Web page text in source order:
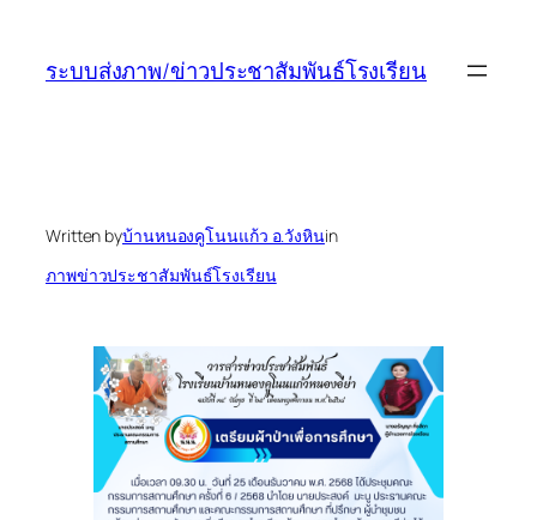
ระบบส่งภาพ/ข่าวประชาสัมพันธ์โรงเรียน
Written byบ้านหนองคูโนนแก้ว อ.วังหินin
ภาพข่าวประชาสัมพันธ์โรงเรียน